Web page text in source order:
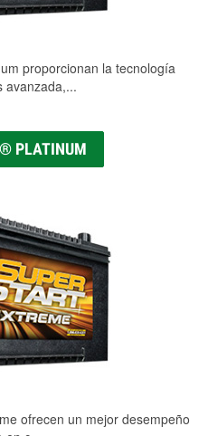
proporcionan la tecnología
avanzada,...
PLATINUM
ofrecen un mejor desempeño